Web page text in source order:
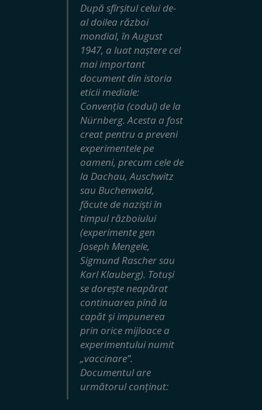
După sfîrșitul celui de-
al doilea război
mondial, în August
1947, a luat naștere cel
mai important
document din istoria
eticii mediale:
Convenția (codul) de la
Nürnberg. Acesta a fost
creat pentru a preveni
experimentele pe
oameni, precum cele de
la Dachau, Auschwitz
sau Buchenwald,
făcute de naziști în
timpul războiului
(experimente gen
Joseph Mengele,
Sigmund Rascher sau
Karl Klauberg). Totuși
se dorește neapărat
continuarea pînă la
capăt și impunerea
prin orice mijloace a
experimentului numit
„vaccinare”.
Documentul are
următorul conținut: